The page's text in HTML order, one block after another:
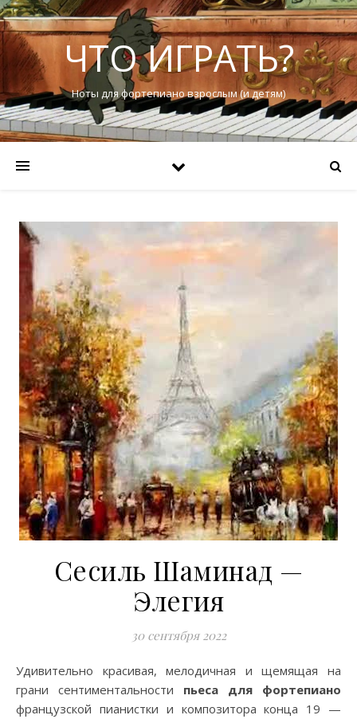
ЧТО ИГРАТЬ?
Ноты для фортепиано взрослым (и детям)
Сесиль Шаминад —
Элегия
30 сентября 2022
Удивительно красивая, мелодичная и щемящая на
грани сентиментальности пьеса для фортепиано
французской пианистки и композитора конца 19 —